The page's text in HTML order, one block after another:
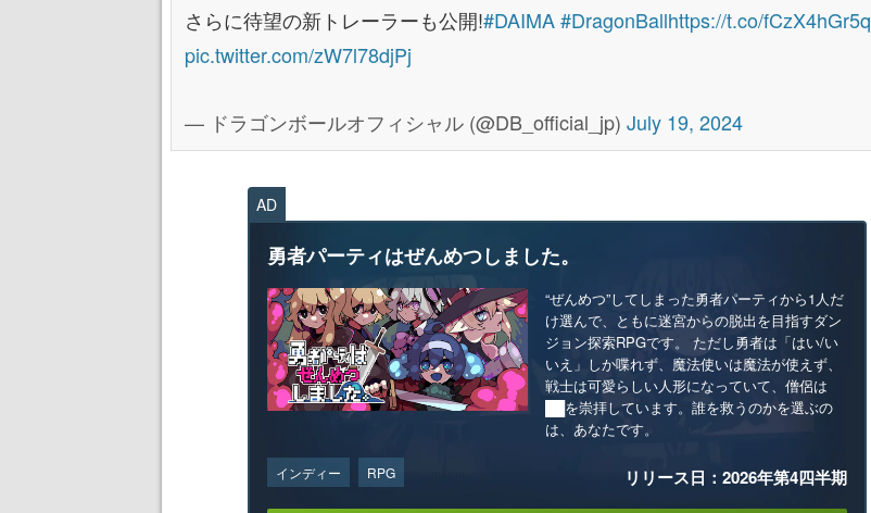
さらに待望の新トレーラーも公開!#DAIMA#DragonBallhttps://t.co/fCzX4hGr5q
pic.twitter.com/zW7l78djPj
— ドラゴンボールオフィシャル (@DB_official_jp) July 19, 2024
AD
勇者パーティはぜんめつしました。
“ぜんめつ”してしまった勇者パーティから1人だ
け選んで、ともに迷宮からの脱出を目指すダン
ジョン探索RPGです。 ただし勇者は「はい/い
いえ」しか喋れず、魔法使いは魔法が使えず、
戦士は可愛らしい人形になっていて、僧侶は
██を崇拝しています。誰を救うのかを選ぶの
は、あなたです。
インディー RPG リリース日：2026年第4四半期